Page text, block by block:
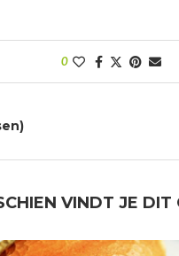
0
VINDT JE DIT